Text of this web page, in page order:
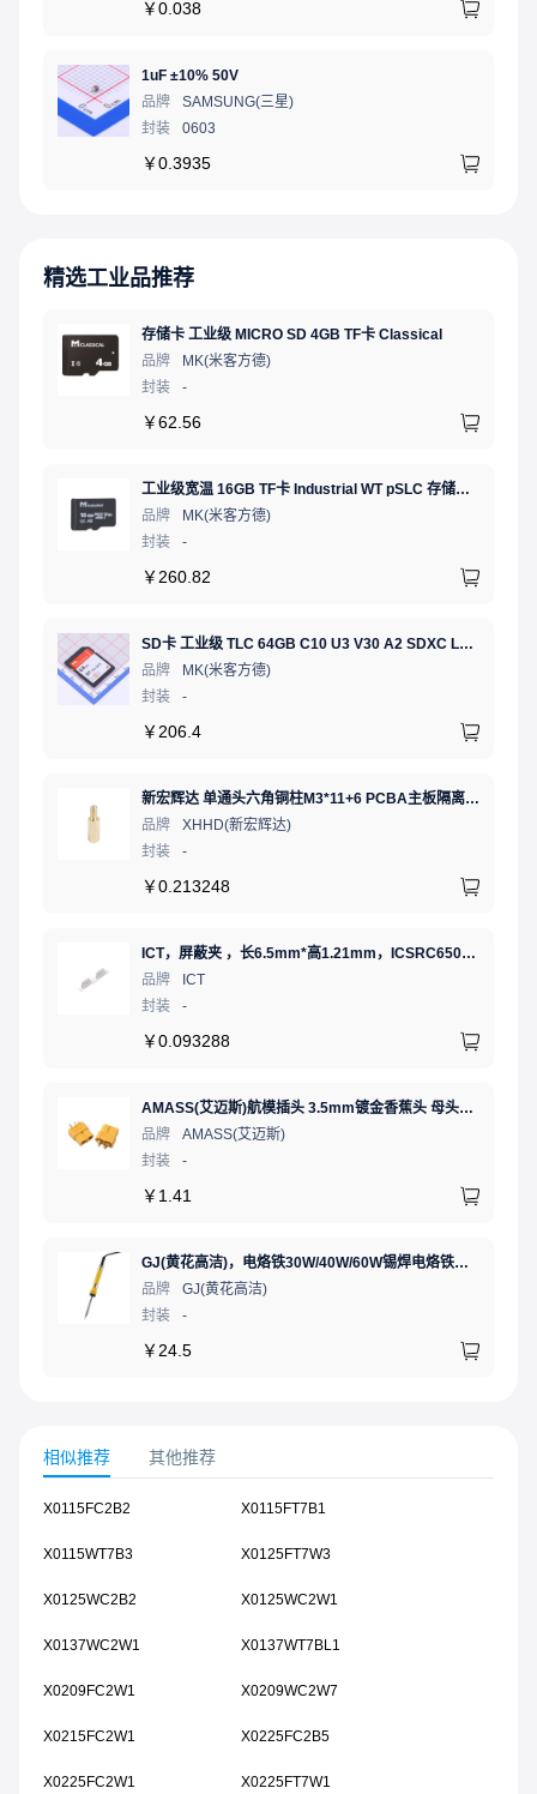
￥0.038
1uF ±10% 50V
品牌
SAMSUNG(三星)
封装
0603
￥0.3935
精选工业品推荐
存储卡 工业级 MICRO SD 4GB TF卡 Classical
品牌
MK(米客方德)
封装
-
￥62.56
工业级宽温 16GB TF卡 Industrial WT pSLC 存储卡 MICRO SD LDPC纠错 PE 30K 无人机、行车记录仪、安防监控适配
品牌
MK(米客方德)
封装
-
￥ 260.82
SD卡 工业级 TLC 64GB C10 U3 V30 A2 SDXC LDPC纠错 PE 3K 无人机、行车记录仪、安防监控适配
品牌
MK(米客方德)
封装
-
￥ 206.4
新宏辉达 单通头六角铜柱M3*11+6 PCBA主板隔离螺柱
品牌
XHHD(新宏辉达)
封装
-
￥0.213248
ICT，屏蔽夹 ，长6.5mm*高1.21mm，ICSRC6508SFR
品牌
ICT
封装
-
￥0.093288
AMASS(艾迈斯)航模插头 3.5mm镀金香蕉头 母头XT60-F.G.Y
品牌
AMASS(艾迈斯)
封装
-
￥ 1.41
GJ(黄花高洁)，电烙铁30W/40W/60W锡焊电烙铁焊接工具电焊笔手机电子维修（内热35W），NO.435(35W)
品牌
GJ(黄花高洁)
封装
-
￥ 24.5
相似推荐 其他推荐
X0115FC2B2 X0115FT7B1
X0115WT7B3 X0125FT7W3
X0125WC2B2 X0125WC2W1
X0137WC2W1 X0137WT7BL1
X0209FC2W1 X0209WC2W7
X0215FC2W1 X0225FC2B5
X0225FC2W1 X0225FT7W1